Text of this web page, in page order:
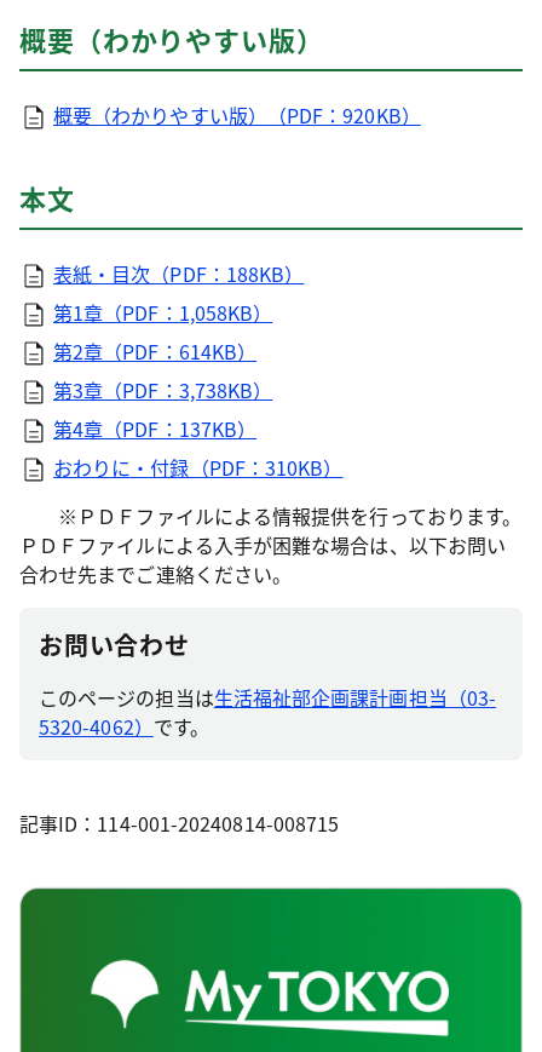
概要（わかりやすい版）
概要（わかりやすい版）（PDF：920KB）
本文
表紙・目次（PDF：188KB）
第1章（PDF：1,058KB）
第2章（PDF：614KB）
第3章（PDF：3,738KB）
第4章（PDF：137KB）
おわりに・付録（PDF：310KB）
※ＰＤＦファイルによる情報提供を行っております。
ＰＤＦファイルによる入手が困難な場合は、以下お問い
合わせ先までご連絡ください。
お問い合わせ
このページの担当は生活福祉部企画課計画担当（03-
5320-4062） です。
記事ID：114-001-20240814-008715